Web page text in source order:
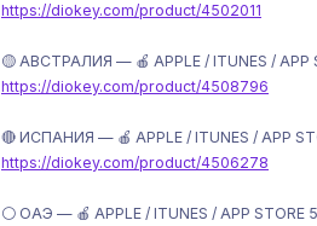
https://diokey.com/product/4502011
🟡 АВСТРАЛИЯ — 🍎 APPLE / ITUNES / APP
https://diokey.com/product/4508796
🔴 ИСПАНИЯ — 🍎 APPLE / ITUNES / APP
https://diokey.com/product/4506278
⚪️ ОАЭ — 🍎 APPLE / ITUNES / APP STORE